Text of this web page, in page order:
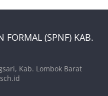
FORMAL (SPNF) KAB.
Kab. Lombok Barat